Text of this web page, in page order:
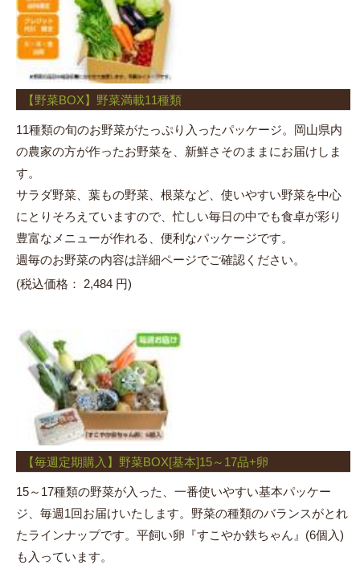
【野菜BOX】野菜満載11種類
11種類の旬のお野菜がたっぷり入ったパッケージ。岡山県内
の農家の方が作ったお野菜を、新鮮さそのままにお届けしま
す。
サラダ野菜、葉もの野菜、根菜など、使いやすい野菜を中心
にとりそろえていますので、忙しい毎日の中でも食卓が彩り
豊富なメニューが作れる、便利なパッケージです。
週毎のお野菜の内容は詳細ページでご確認ください。
(税込価格：
2,484 円)
【毎週定期購入】野菜BOX[基本]15～17品+卵
15～17種類の野菜が入った、一番使いやすい基本パッケー
ジ、毎週1回お届けいたします。野菜の種類のバランスがとれ
たラインナップです。平飼い卵『すこやか鉄ちゃん』(6個入)
も入っています。